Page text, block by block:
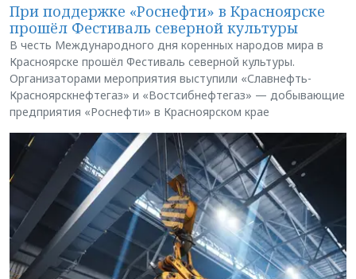
При поддержке «Роснефти» в Красноярске
прошёл Фестиваль северной культуры
В честь Международного дня коренных народов мира в
Красноярске прошёл Фестиваль северной культуры.
Организаторами мероприятия выступили «Славнефть-
Красноярскнефтегаз» и «Востсибнефтегаз» — добывающие
предприятия «Роснефти» в Красноярском крае